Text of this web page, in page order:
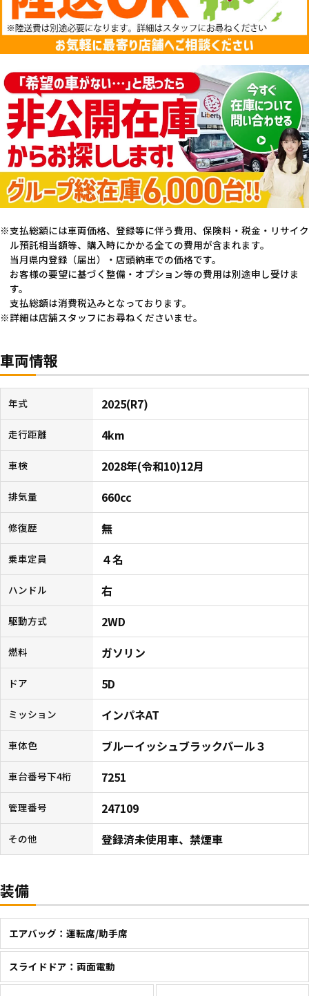
支払総額には車両価格、登録等に伴う費用、保険料・税金・リサイク
ル預託相当額等、購入時にかかる全ての費用が含まれます。
当月県内登録（届出）・店頭納車での価格です。
お客様の要望に基づく整備・オプション等の費用は別途申し受けま
す。
支払総額は消費税込みとなっております。
詳細は店舗スタッフにお尋ねくださいませ。
車両情報
年式 2025(R7)
走行距離 4km
車検 2028年(令和10)12月
排気量 660cc
修復歴 無
乗車定員 ４名
ハンドル 右
駆動方式 2WD
燃料 ガソリン
ドア 5D
ミッション インパネAT
車体色 ブルーイッシュブラックパール３
車台番号下4桁 7251
管理番号 247109
その他 登録済未使用車、禁煙車
装備
エアバッグ：運転席/助手席
スライドドア：両面電動